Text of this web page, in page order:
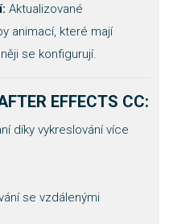
Aktualizované
animací, které mají
se konfigurují.
EFFECTS CC:
díky vykreslování více
se vzdálenými